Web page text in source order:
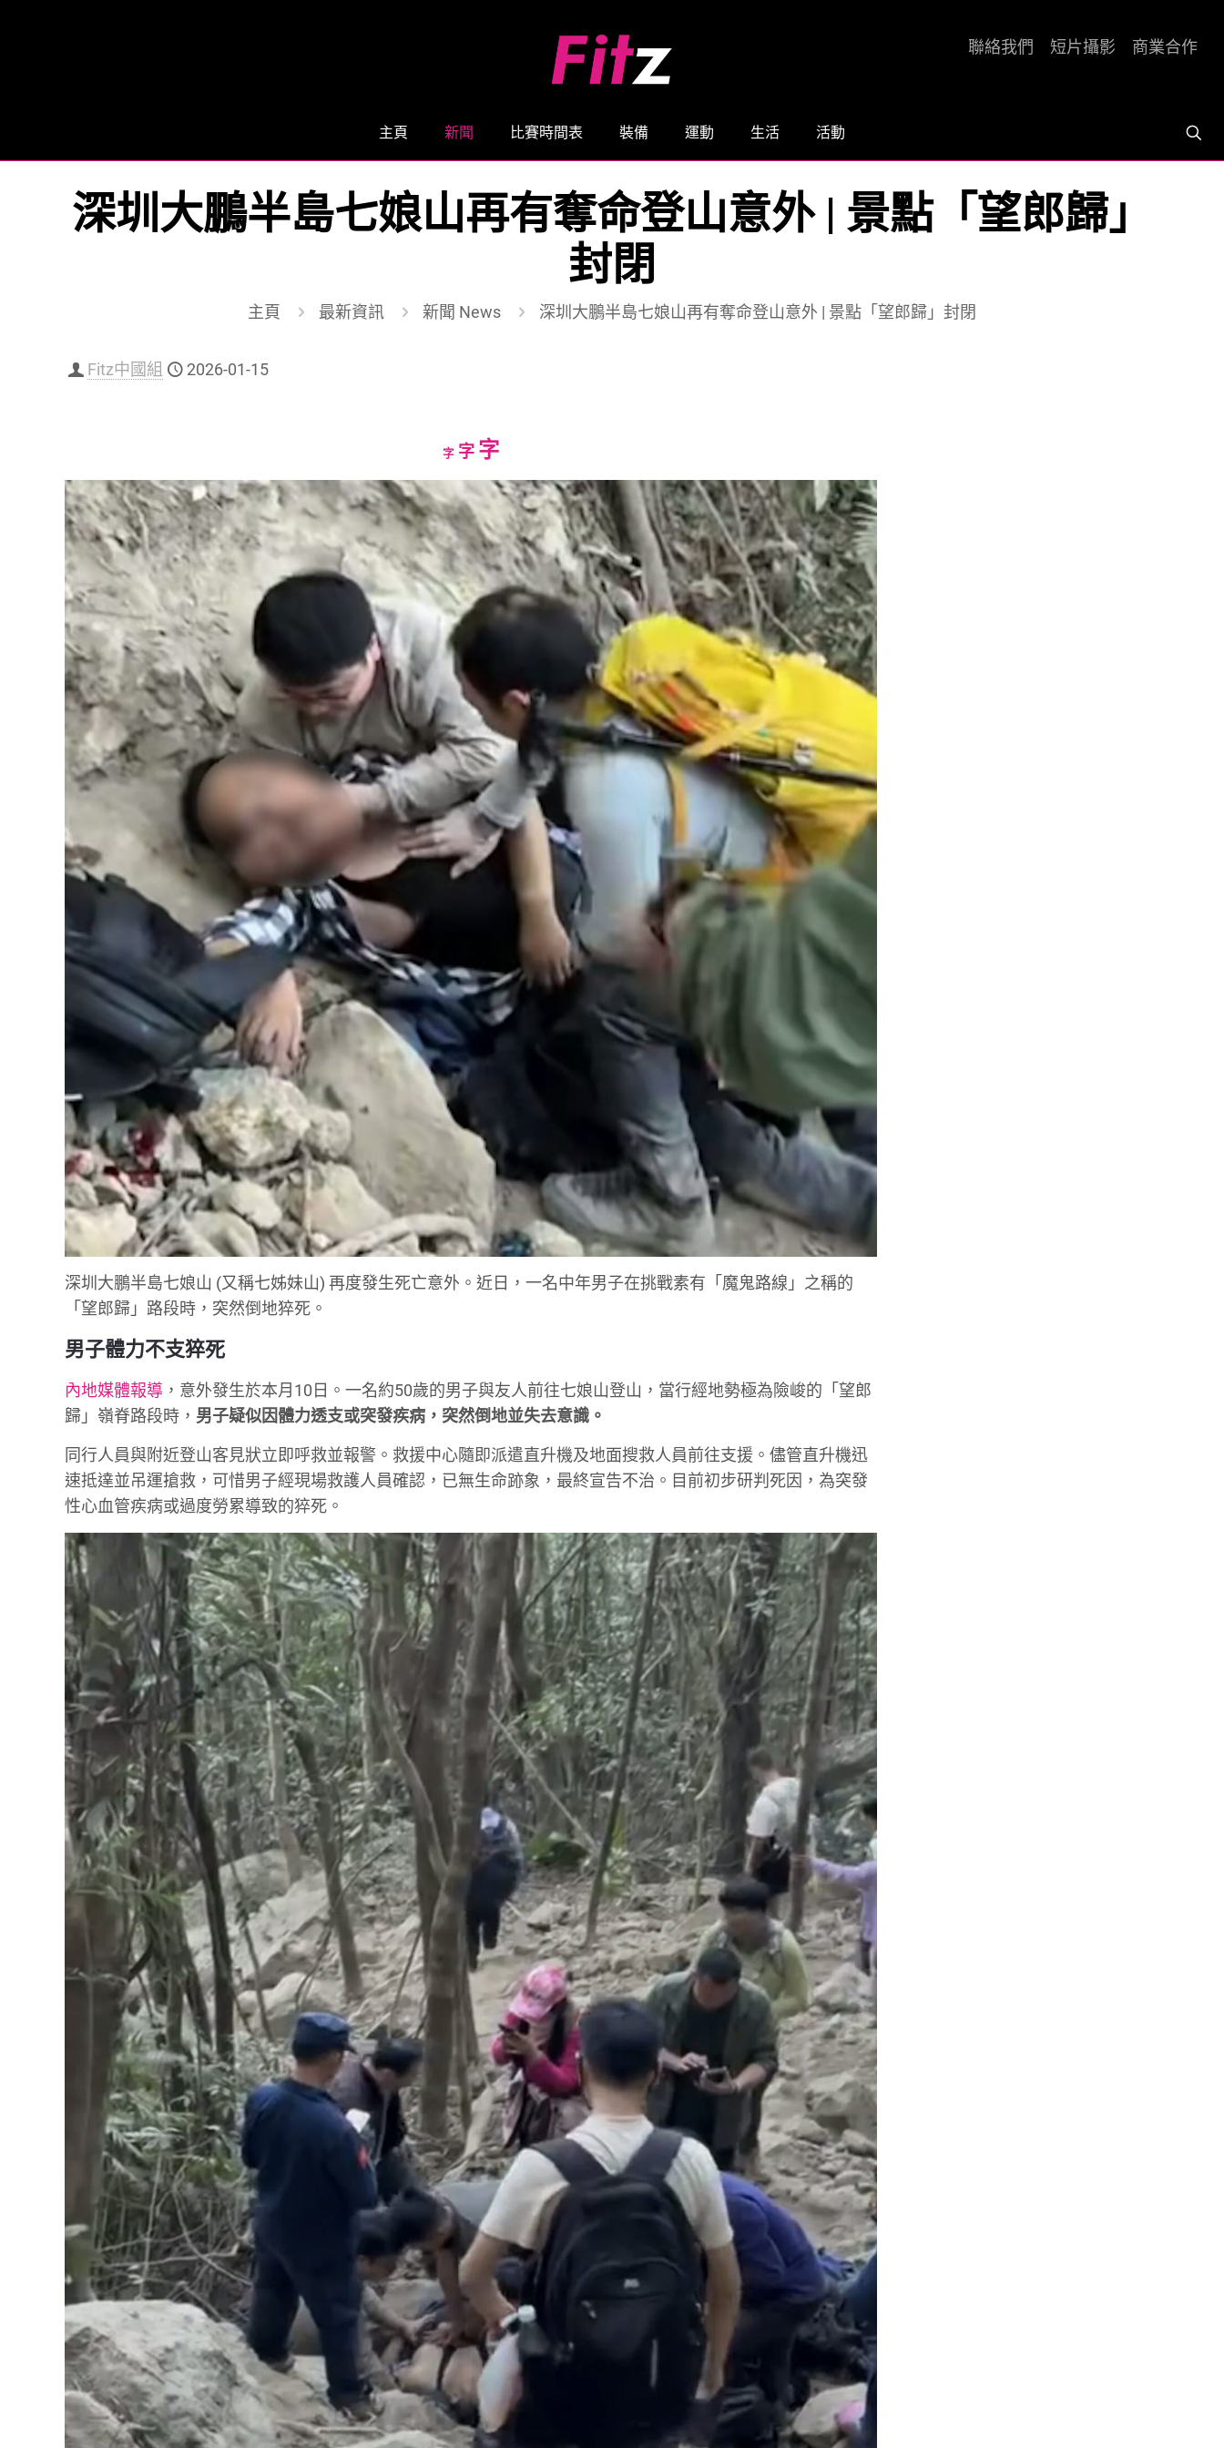
主頁 新聞 比賽時間表 裝備 運動 生活 活動
聯絡我們 短片攝影 商業合作
深圳大鵬半島七娘山再有奪命登山意外 | 景點「望郎歸」
封閉
主頁 最新資訊 新聞 News 深圳大鵬半島七娘山再有奪命登山意外 | 景點「望郎歸」封閉
Fitz中國組 2026-01-15
字Decrease
size.
字Reset
size.
字Increase
font
size.
深圳大鵬半島七娘山 (又稱七姊妹山) 再度發生死亡意外。近日，一名中年男子在挑戰素有「魔鬼路線」之稱的
「望郎歸」路段時，突然倒地猝死。
男子體力不支猝死
內地媒體報導 ，意外發生於本月10日。一名約50歲的男子與友人前往七娘山登山，當行經地勢極為險峻的「望郎
歸」嶺脊路段時， 男子疑似因體力透支或突發疾病，突然倒地並失去意識。
同行人員與附近登山客見狀立即呼救並報警。救援中心隨即派遣直升機及地面搜救人員前往支援。儘管直升機迅
速抵達並吊運搶救，可惜男子經現場救護人員確認，已無生命跡象，最終宣告不治。目前初步研判死因，為突發
性心血管疾病或過度勞累導致的猝死。